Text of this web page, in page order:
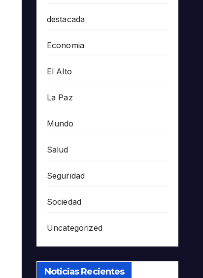
destacada
Economia
El Alto
La Paz
Mundo
Salud
Seguridad
Sociedad
Uncategorized
Noticias Recientes